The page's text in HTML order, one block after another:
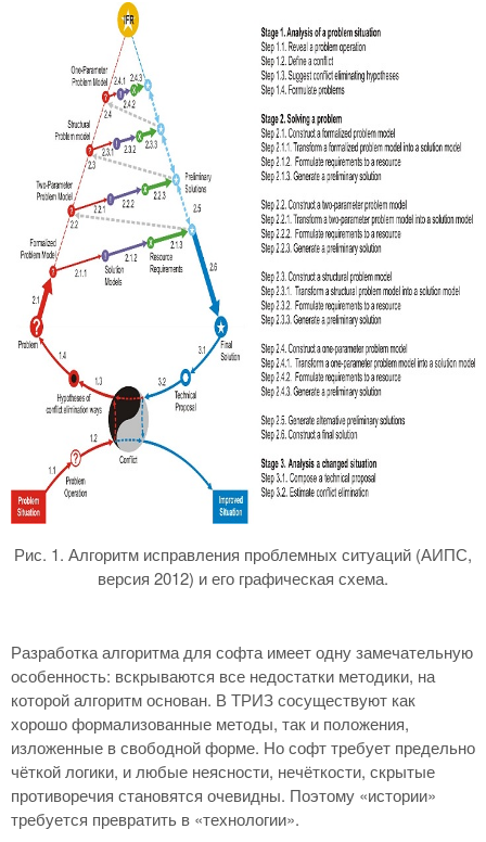
Рис. 1. Алгоритм исправления проблемных ситуаций (АИПС,
версия 2012) и его графическая схема.
Разработка алгоритма для софта имеет одну замечательную
особенность: вскрываются все недостатки методики, на
которой алгоритм основан. В ТРИЗ сосуществуют как
хорошо формализованные методы, так и положения,
изложенные в свободной форме. Но софт требует предельно
чёткой логики, и любые неясности, нечёткости, скрытые
противоречия становятся очевидны. Поэтому «истории»
требуется превратить в «технологии».